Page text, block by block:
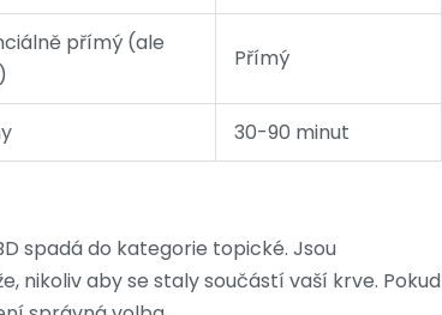
přímý (ale
Přímý
30-90 minut
spadá do kategorie topické. Jsou
nikoliv aby se staly součástí vaší krve. Pokud